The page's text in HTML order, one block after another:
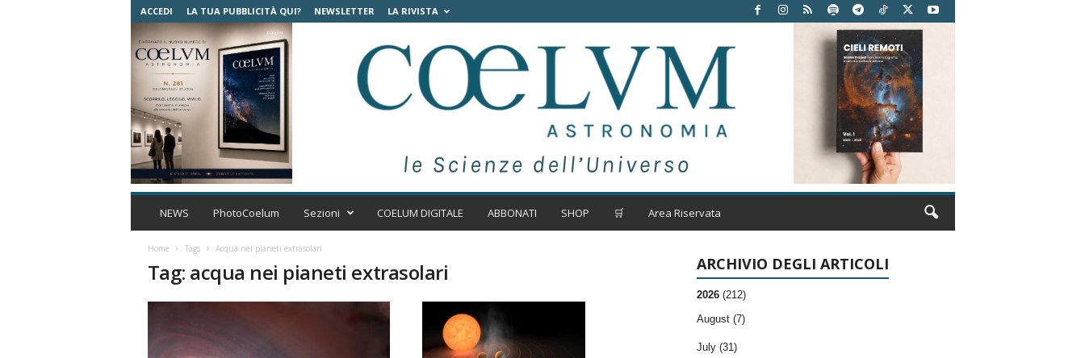
ACCEDI LA TUA PUBBLICITÀ QUI? NEWSLETTER LA RIVISTA
C
m
NEWS PhotoCoelum Sezioni COELUM DIGITALE ABBONATI SHOP 🛒 Area Riservata
Home Tags Acqua nei pianeti extrasolari
Tag: acqua nei pianeti extrasolari ARCHIVIO DEGLI ARTICOLI
2026 (212)
August (7)
July (31)